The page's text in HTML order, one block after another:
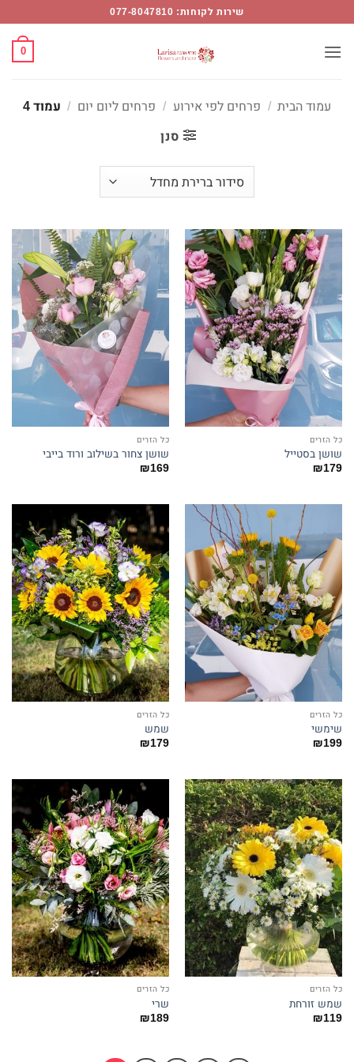
ליום
content
שירות לקוחות: 077-8047810
0
עמוד הבית / פרחים לפי אירוע / פרחים ליום יום / עמוד 4
סנן
כל הזרים
שושן בסטייל
₪179
כל הזרים
שושן צחור בשילוב ורוד בייבי
₪169
כל הזרים
שימשי
₪199
כל הזרים
שמש
₪179
כל הזרים
שמש זורחת
₪119
כל הזרים
שרי
₪189